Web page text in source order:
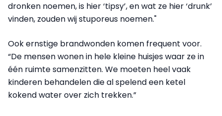
dronken noemen, is hier ‘tipsy’, en wat ze hier ‘drunk’
vinden, zouden wij stuporeus noemen."
Ook ernstige brandwonden komen frequent voor.
“De mensen wonen in hele kleine huisjes waar ze in
één ruimte samenzitten. We moeten heel vaak
kinderen behandelen die al spelend een ketel
kokend water over zich trekken.”